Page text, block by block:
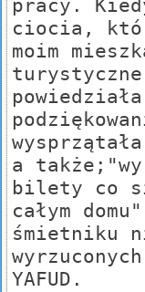
pracy.
ciocia,
moim
a
bilety co
całym
śmietniku
YAFUD.